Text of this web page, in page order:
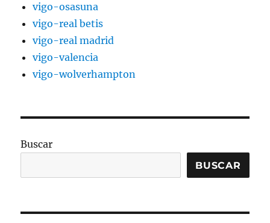
vigo-osasuna
vigo-real betis
vigo-real madrid
vigo-valencia
vigo-wolverhampton
Buscar
BUSCAR